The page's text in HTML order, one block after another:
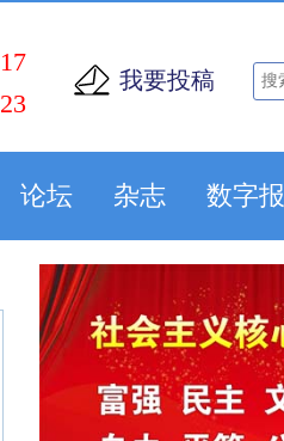
我要投稿
论坛 杂志 数字报